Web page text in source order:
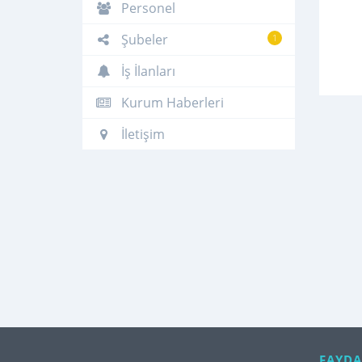
Personel
1
Şubeler
İş İlanları
Kurum Haberleri
İletişim